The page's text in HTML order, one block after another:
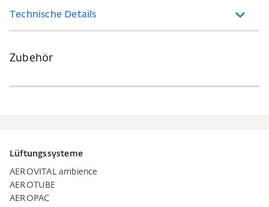
Technische Details
Zubehör
Lüftungssysteme
AEROVITAL ambience
AEROTUBE
AEROPAC